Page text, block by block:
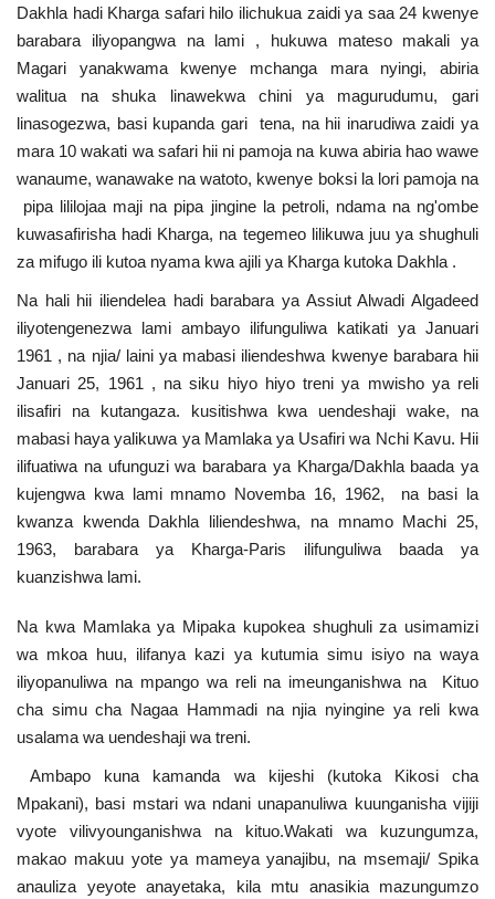
Dakhla hadi Kharga safari hilo ilichukua zaidi ya saa 24 kwenye
barabara iliyopangwa na lami , hukuwa mateso makali ya
Magari yanakwama kwenye mchanga mara nyingi, abiria
walitua na shuka linawekwa chini ya magurudumu, gari
linasogezwa, basi kupanda gari tena, na hii inarudiwa zaidi ya
mara 10 wakati wa safari hii ni pamoja na kuwa abiria hao wawe
wanaume, wanawake na watoto, kwenye boksi la lori pamoja na
pipa lililojaa maji na pipa jingine la petroli, ndama na ng'ombe
kuwasafirisha hadi Kharga, na tegemeo lilikuwa juu ya shughuli
za mifugo ili kutoa nyama kwa ajili ya Kharga kutoka Dakhla .
Na hali hii iliendelea hadi barabara ya Assiut Alwadi Algadeed
iliyotengenezwa lami ambayo ilifunguliwa katikati ya Januari
1961 , na njia/ laini ya mabasi iliendeshwa kwenye barabara hii
Januari 25, 1961 , na siku hiyo hiyo treni ya mwisho ya reli
ilisafiri na kutangaza. kusitishwa kwa uendeshaji wake, na
mabasi haya yalikuwa ya Mamlaka ya Usafiri wa Nchi Kavu. Hii
ilifuatiwa na ufunguzi wa barabara ya Kharga/Dakhla baada ya
kujengwa kwa lami mnamo Novemba 16, 1962, na basi la
kwanza kwenda Dakhla liliendeshwa, na mnamo Machi 25,
1963, barabara ya Kharga-Paris ilifunguliwa baada ya
kuanzishwa lami.
Na kwa Mamlaka ya Mipaka kupokea shughuli za usimamizi
wa mkoa huu, ilifanya kazi ya kutumia simu isiyo na waya
iliyopanuliwa na mpango wa reli na imeunganishwa na Kituo
cha simu cha Nagaa Hammadi na njia nyingine ya reli kwa
usalama wa uendeshaji wa treni.
Ambapo kuna kamanda wa kijeshi (kutoka Kikosi cha
Mpakani), basi mstari wa ndani unapanuliwa kuunganisha vijiji
vyote vilivyounganishwa na kituo.Wakati wa kuzungumza,
makao makuu yote ya mameya yanajibu, na msemaji/ Spika
anauliza yeyote anayetaka, kila mtu anasikia mazungumzo